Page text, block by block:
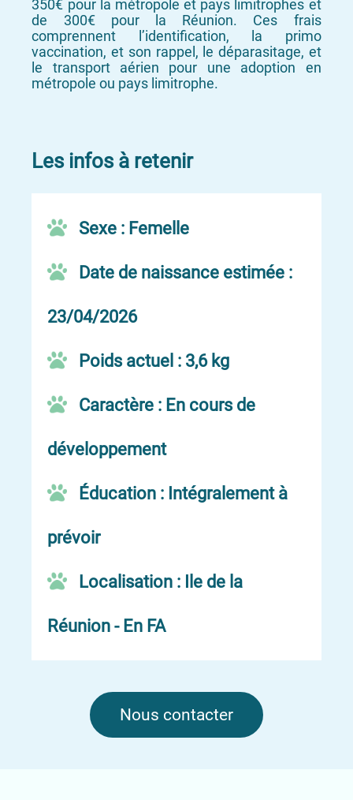
350€ pour la métropole et pays limitrophes et
de 300€ pour la Réunion. Ces frais
comprennent l’identification, la primo
vaccination, et son rappel, le déparasitage, et
le transport aérien pour une adoption en
métropole ou pays limitrophe.
Les infos à retenir
Sexe : Femelle
Date de naissance estimée :
23/04/2026
Poids actuel : 3,6 kg
Caractère : En cours de
développement
Éducation : Intégralement à
prévoir
Localisation : Ile de la
Réunion - En FA
Nous contacter